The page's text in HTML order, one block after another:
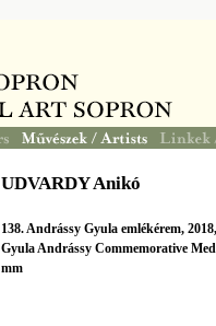
UDVARDY Anikó
138. Andrássy Gyula emlékérem,
Gyula Andrássy Commemorative
mm